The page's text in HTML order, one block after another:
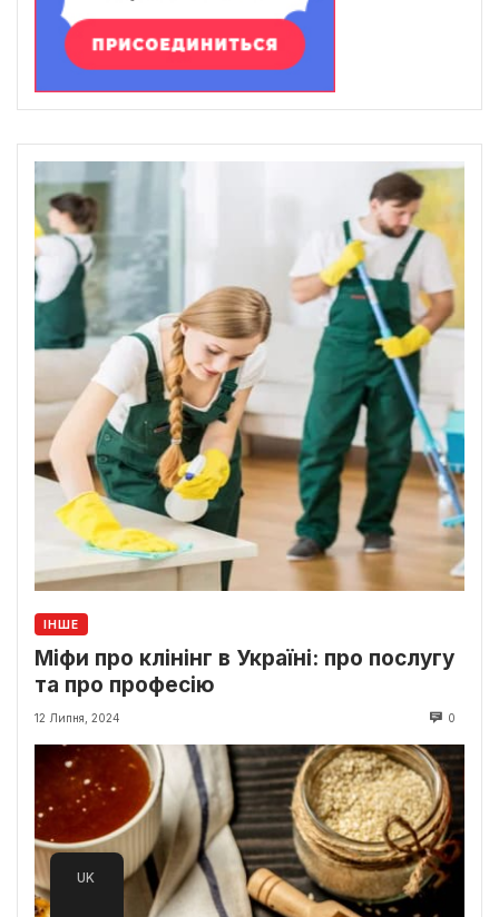
ІНШЕ
Міфи про клінінг в Україні: про послугу
та про професію
12 Липня, 2024 0
UK